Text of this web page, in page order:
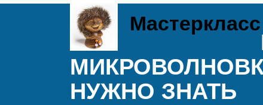
Мастеркласс
НУЖНО ЗНАТЬ